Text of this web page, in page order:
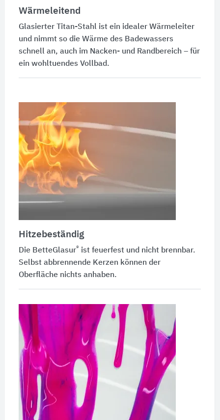
Wärmeleitend
Glasierter Titan-Stahl ist ein idealer Wärmeleiter
und nimmt so die Wärme des Badewassers
schnell an, auch im Nacken- und Randbereich – für
ein wohltuendes Vollbad.
Hitzebeständig
Die BetteGlasur® ist feuerfest und nicht brennbar.
Selbst abbrennende Kerzen können der
Oberfläche nichts anhaben.